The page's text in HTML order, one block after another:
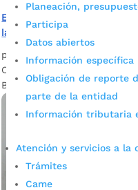
Planeación,
Participa
Datos abiertos
Información específica
Obligación de reporte
parte de la entidad
Información tributaria
Atención y servicios a la
Trámites
Came
Este sábado habrá
la EPS subsidiada sin
por admin_prensa Feb 18,
Conozca los tres puntos de
Bucaramanga, desde las